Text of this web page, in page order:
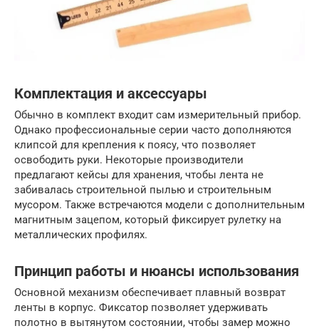
Комплектация и аксессуары
Обычно в комплект входит сам измерительный прибор.
Однако профессиональные серии часто дополняются
клипсой для крепления к поясу, что позволяет
освободить руки. Некоторые производители
предлагают кейсы для хранения, чтобы лента не
забивалась строительной пылью и строительным
мусором. Также встречаются модели с дополнительным
магнитным зацепом, который фиксирует рулетку на
металлических профилях.
Принцип работы и нюансы использования
Основной механизм обеспечивает плавный возврат
ленты в корпус. Фиксатор позволяет удерживать
полотно в вытянутом состоянии, чтобы замер можно